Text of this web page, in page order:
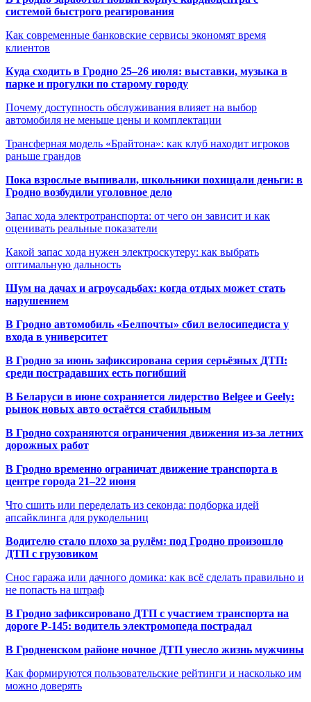
системой быстрого реагирования
Как современные банковские сервисы экономят время
клиентов
Куда сходить в Гродно 25–26 июля: выставки, музыка в
парке и прогулки по старому городу
Почему доступность обслуживания влияет на выбор
автомобиля не меньше цены и комплектации
Трансферная модель «Брайтона»: как клуб находит игроков
раньше грандов
Пока взрослые выпивали, школьники похищали деньги: в
Гродно возбудили уголовное дело
Запас хода электротранспорта: от чего он зависит и как
оценивать реальные показатели
Какой запас хода нужен электроскутеру: как выбрать
оптимальную дальность
Шум на дачах и агроусадьбах: когда отдых может стать
нарушением
В Гродно автомобиль «Белпочты» сбил велосипедиста у
входа в университет
В Гродно за июнь зафиксирована серия серьёзных ДТП:
среди пострадавших есть погибший
В Беларуси в июне сохраняется лидерство Belgee и Geely:
рынок новых авто остаётся стабильным
В Гродно сохраняются ограничения движения из-за летних
дорожных работ
В Гродно временно ограничат движение транспорта в
центре города 21–22 июня
Что сшить или переделать из секонда: подборка идей
апсайклинга для рукодельниц
Водителю стало плохо за рулём: под Гродно произошло
ДТП с грузовиком
Снос гаража или дачного домика: как всё сделать правильно и
не попасть на штраф
В Гродно зафиксировано ДТП с участием транспорта на
дороге Р-145: водитель электромопеда пострадал
В Гродненском районе ночное ДТП унесло жизнь мужчины
Как формируются пользовательские рейтинги и насколько им
можно доверять